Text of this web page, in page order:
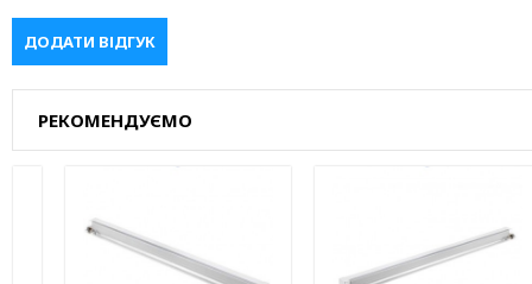
ДОДАТИ ВІДГУК
РЕКОМЕНДУЄМО